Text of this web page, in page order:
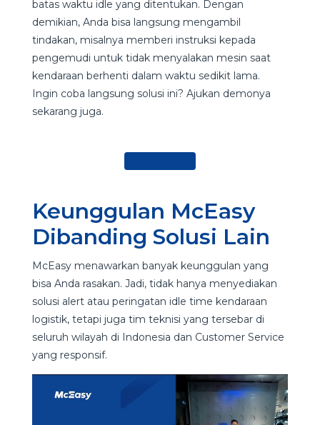
batas waktu idle yang ditentukan. Dengan
demikian, Anda bisa langsung mengambil
tindakan, misalnya memberi instruksi kepada
pengemudi untuk tidak menyalakan mesin saat
kendaraan berhenti dalam waktu sedikit lama.
Ingin coba langsung solusi ini? Ajukan demonya
sekarang juga.
Keunggulan McEasy
Dibanding Solusi Lain
McEasy menawarkan banyak keunggulan yang
bisa Anda rasakan. Jadi, tidak hanya menyediakan
solusi alert atau peringatan idle time kendaraan
logistik, tetapi juga tim teknisi yang tersebar di
seluruh wilayah di Indonesia dan Customer Service
yang responsif.